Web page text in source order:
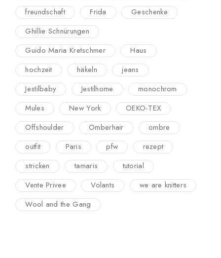
freundschaft
Frida
Geschenke
Ghillie Schnürungen
Guido Maria Kretschmer
Haus
hochzeit
häkeln
jeans
Jestilbaby
Jestilhome
monochrom
Mules
New York
OEKO-TEX
Offshoulder
Omberhair
ombre
outfit
Paris pfw
rezept
stricken
tamaris
tutorial
Vente Privee
Volants
we are knitters
Wool and the Gang